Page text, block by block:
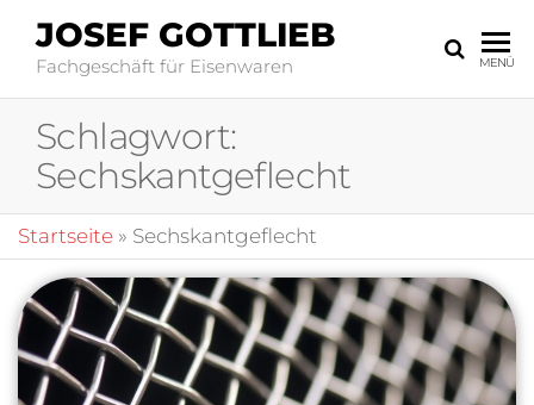
JOSEF GOTTLIEB
Fachgeschäft für Eisenwaren MENÜ
Schlagwort:
Sechskantgeflecht
Startseite » Sechskantgeflecht